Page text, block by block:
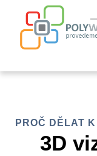
PROČ DĚLAT
3D